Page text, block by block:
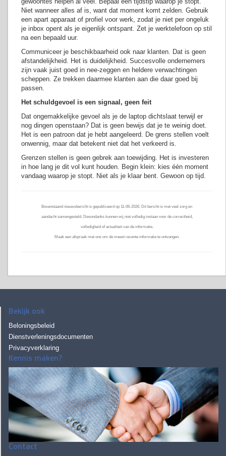
Niet wanneer alles af is, want dat moment komt zelden. Gebruik
een apart apparaat of profiel voor werk, zodat je niet per ongeluk
je inbox opent als je eigenlijk ontspant. Zet je werktelefoon op stil
na een bepaald uur.
Communiceer je beschikbaarheid ook naar klanten. Dat is geen
afstandelijkheid. Het is duidelijkheid. Succesvolle ondernemers
zijn vaak juist goed in nee-zeggen en heldere verwachtingen
scheppen. Ze trekken daarmee klanten aan die daar goed bij
passen.
Het schuldgevoel is een signaal, geen feit
Dat ongemakkelijke gevoel als je de laptop dichtslaat terwijl er
nog dingen openstaan? Dat is geen bewijs dat je te weinig doet.
Het is een patroon dat je hebt aangeleerd. De grens stellen voelt
onwennig, maar dat betekent niet dat het verkeerd is.
Grenzen stellen is geen gebrek aan toewijding. Het is investeren
in hoe lang je dit vol kunt houden. Begin klein: kies één moment
vandaag waarop je stopt. Niet als je klaar bent. Gewoon op tijd.
Bovenstaand nieuwsbericht is gepubliceerd op 11-06-2026. Dit bericht is met veel zorg en
aandacht samengesteld. Desondanks kunnen wij niet volledig instaan voor de correctheid,
volledigheid of actualiteit van de informatie.
Maak een afspraak met ons om de meest recente informatie te ontvangen.
Bekijk ook
Beloningsbeleid
Dienstverleningsdocumenten
Privacyverklaring
Kennis maken?
Contact